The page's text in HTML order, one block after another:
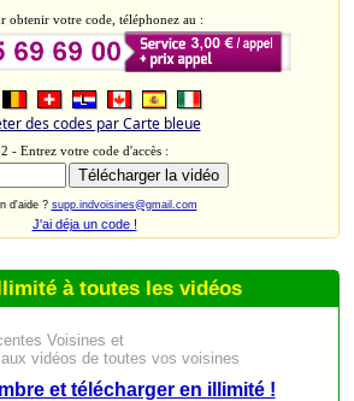
obtenir votre code, téléphonez au :
des codes par Carte bleue
2 - Entrez votre code d'accès :
d'aide ? supp.indvoisines@gmail.com
J'ai déja un code !
à toutes les vidéos
Voisines et
vidéos de toutes vos voisines
et télécharger en illimité !